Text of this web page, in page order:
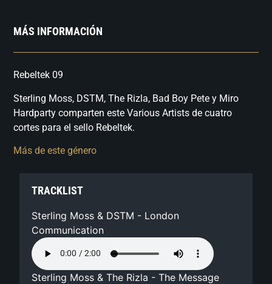
MÁS INFORMACIÓN
Rebeltek 09
Sterling Moss, DSTM, The Rizla, Bad Boy Pete y Miro
Hardparty comparten este Various Artists de cuatro
cortes para el sello Rebeltek.
Más de este género
TRACKLIST
Sterling Moss & DSTM - London
Communication
Sterling Moss & The Rizla - The Message